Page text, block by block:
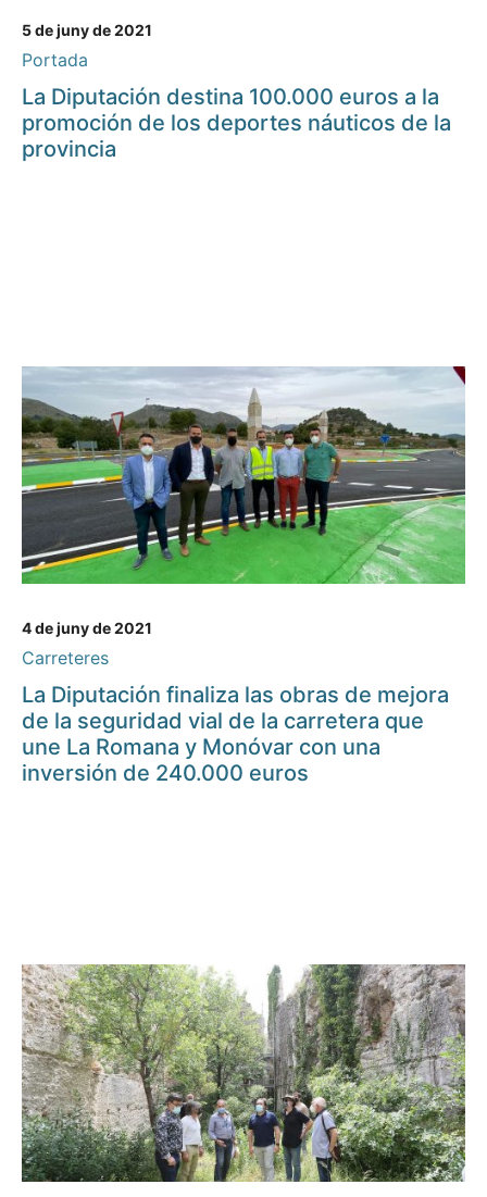
5 de juny de 2021
Portada
La Diputación destina 100.000 euros a la
promoción de los deportes náuticos de la
provincia
4 de juny de 2021
Carreteres
La Diputación finaliza las obras de mejora
de la seguridad vial de la carretera que
une La Romana y Monóvar con una
inversión de 240.000 euros